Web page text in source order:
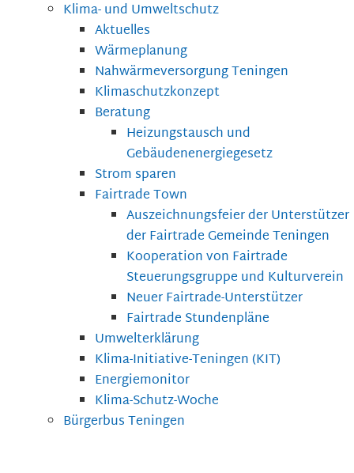
Klima- und Umweltschutz
Aktuelles
Wärmeplanung
Nahwärmeversorgung Teningen
Klimaschutzkonzept
Beratung
Heizungstausch und
Gebäudenenergiegesetz
Strom sparen
Fairtrade Town
Auszeichnungsfeier der Unterstützer
der Fairtrade Gemeinde Teningen
Kooperation von Fairtrade
Steuerungsgruppe und Kulturverein
Neuer Fairtrade-Unterstützer
Fairtrade Stundenpläne
Umwelterklärung
Klima-Initiative-Teningen (KIT)
Energiemonitor
Klima-Schutz-Woche
Bürgerbus Teningen